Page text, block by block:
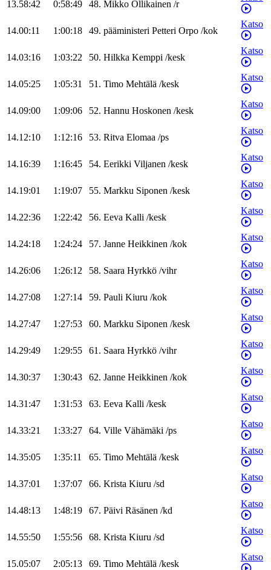
13.58:42 0:58:49 48. Mikko Ollikainen /r
14.00:11 1:00:18 49. pääministeri Petteri Orpo /kok
Katso
14.03:16 1:03:22 50. Hilkka Kemppi /kesk
Katso
14.05:25 1:05:31 51. Timo Mehtälä /kesk
Katso
14.09:00 1:09:06 52. Hannu Hoskonen /kesk
Katso
14.12:10 1:12:16 53. Ritva Elomaa /ps
Katso
14.16:39 1:16:45 54. Eerikki Viljanen /kesk
Katso
14.19:01 1:19:07 55. Markku Siponen /kesk
Katso
14.22:36 1:22:42 56. Eeva Kalli /kesk
Katso
14.24:18 1:24:24 57. Janne Heikkinen /kok
Katso
14.26:06 1:26:12 58. Saara Hyrkkö /vihr
Katso
14.27:08 1:27:14 59. Pauli Kiuru /kok
Katso
14.27:47 1:27:53 60. Markku Siponen /kesk
Katso
14.29:49 1:29:55 61. Saara Hyrkkö /vihr
Katso
14.30:37 1:30:43 62. Janne Heikkinen /kok
Katso
14.31:47 1:31:53 63. Eeva Kalli /kesk
Katso
14.33:21 1:33:27 64. Ville Vähämäki /ps
Katso
14.35:05 1:35:11 65. Timo Mehtälä /kesk
Katso
14.37:01 1:37:07 66. Krista Kiuru /sd
Katso
14.48:13 1:48:19 67. Päivi Räsänen /kd
Katso
14.55:50 1:55:56 68. Krista Kiuru /sd
Katso
15.05:07 2:05:13 69. Timo Mehtälä /kesk
Katso